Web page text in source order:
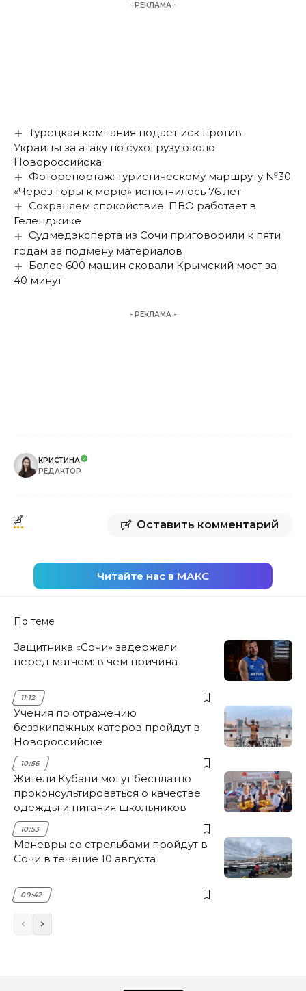
- РЕКЛАМА -
Турецкая компания подает иск против
Украины за атаку по сухогрузу около
Новороссийска
Фоторепортаж: туристическому маршруту №30
«Через горы к морю» исполнилось 76 лет
Сохраняем спокойствие: ПВО работает в
Геленджике
Судмедэксперта из Сочи приговорили к пяти
годам за подмену материалов
Более 600 машин сковали Крымский мост за
40 минут
- РЕКЛАМА -
КРИСТИНА
РЕДАКТОР
Оставить комментарий
Читайте нас в МАКС
По теме
Защитника «Сочи» задержали
перед матчем: в чем причина
11:12
Учения по отражению
безэкипажных катеров пройдут в
Новороссийске
10:56
Жители Кубани могут бесплатно
проконсультироваться о качестве
одежды и питания школьников
10:53
Маневры со стрельбами пройдут в
Сочи в течение 10 августа
09:42